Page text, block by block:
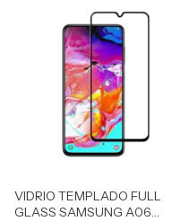
VIDRIO TEMPLADO FULL
GLASS SAMSUNG A06